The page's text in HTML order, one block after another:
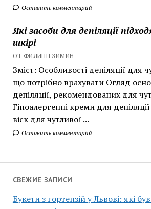
Оставить комментарий
Які засоби для депіляції
шкірі
ОТ ФИЛИПП ЗИМИН
Зміст: Особливості депіляції для
що потрібно врахувати Огляд
депіляції, рекомендованих для
Гіпоалергенні креми для
віск для чутливої ...
Оставить комментарий
СВЕЖИЕ ЗАПИСИ
Букети з гортензій у Львові: які